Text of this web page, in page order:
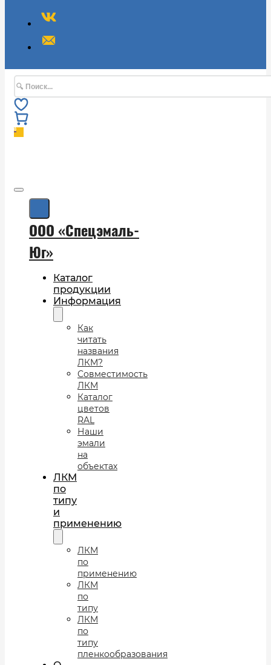
Поиск
0
ООО «Спецэмаль-
Юг»
Каталог
продукции
Информация
Как
читать
названия
ЛКМ?
Совместимость
ЛКМ
Каталог
цветов
RAL
Наши
эмали
на
объектах
ЛКМ
по
типу
и
применению
ЛКМ
по
применению
ЛКМ
по
типу
ЛКМ
по
типу
пленкообразования